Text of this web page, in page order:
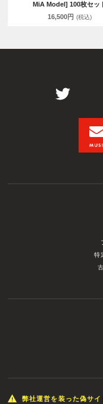
MiA Model] 100枚セッ
16,500円 (税込)
特
弊社運営を装った偽サイ